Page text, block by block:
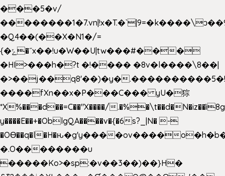
���5�v/
��������1�7.vn|!x�T.�`|9=�k����\ͻ��ߏ��9B'|
�Q4��(��X�N1�/=
{�ݻ�˝x��!u�W��U|tw���#���
�HI>���h�?t �!���� �8v�l����\8��|
�>��j��q8'��)�y�.����������5�!
����fXn��x�P���C��� yU�猔
*X%���d��=C��"X����/
y����E��+�OblgQA����v�{�6s?_|N� -
�OƟ��q�l�H�ԋ�g'y����ov����
�.O��������u
�����Ko>�sp:�v��3��)��}H�